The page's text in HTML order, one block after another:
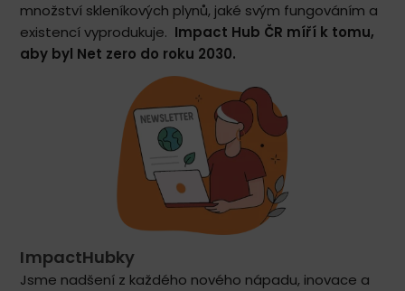
množství skleníkových plynů, jaké svým fungováním a
existencí vyprodukuje. Impact Hub ČR míří k tomu,
aby byl Net zero do roku 2030.
ImpactHubky
Jsme nadšení z každého nového nápadu, inovace a